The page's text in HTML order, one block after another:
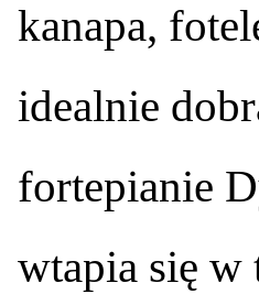
kanapa,
idealnie
fortepianie
wtapia się w